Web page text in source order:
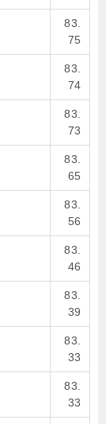
83.
75
83.
74
83.
73
83.
65
83.
56
83.
46
83.
39
83.
33
83.
33